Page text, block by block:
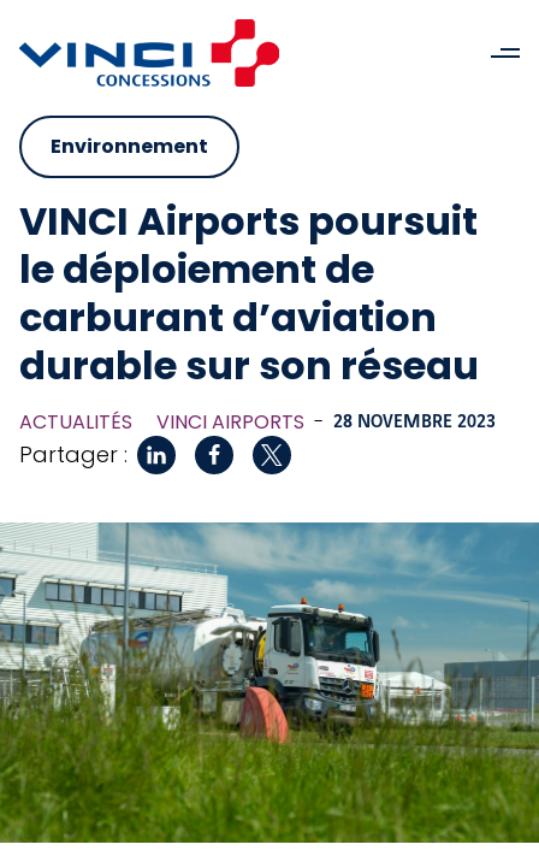
Environnement
VINCI Airports poursuit
le déploiement de
carburant d’aviation
durable sur son réseau
ACTUALITÉS VINCI AIRPORTS - 28 NOVEMBRE 2023
Partager :